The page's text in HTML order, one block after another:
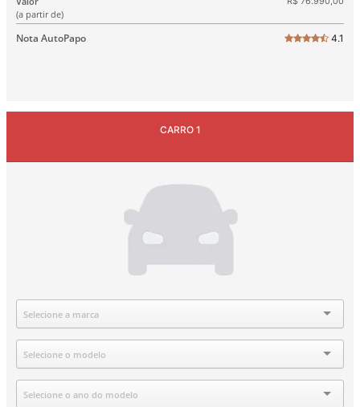
(a partir de)
Nota AutoPapo 4.1
CARRO 1
Marca
Selecione a marca
Modelo
Selecione o modelo
Ano
Selecione o ano do modelo